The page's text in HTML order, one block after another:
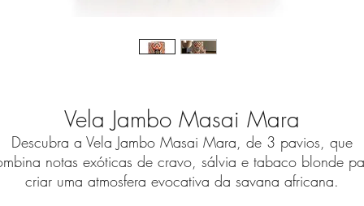
Vela Jambo Masai Mara
Descubra a Vela Jambo Masai Mara, de 3 pavios, que
notas exóticas de cravo, sálvia e tabaco blonde
criar uma atmosfera evocativa da savana africana.